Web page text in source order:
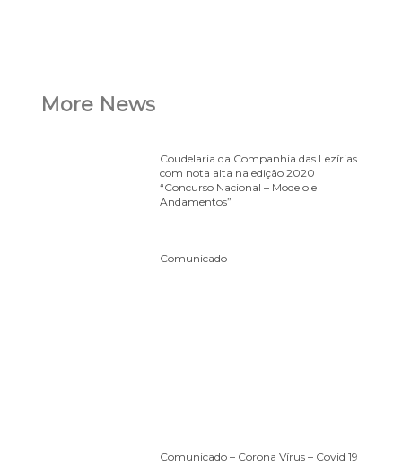
More News
Coudelaria da Companhia das Lezírias
com nota alta na edição 2020
“Concurso Nacional – Modelo e
Andamentos”
Comunicado
Comunicado – Corona Vírus – Covid 19